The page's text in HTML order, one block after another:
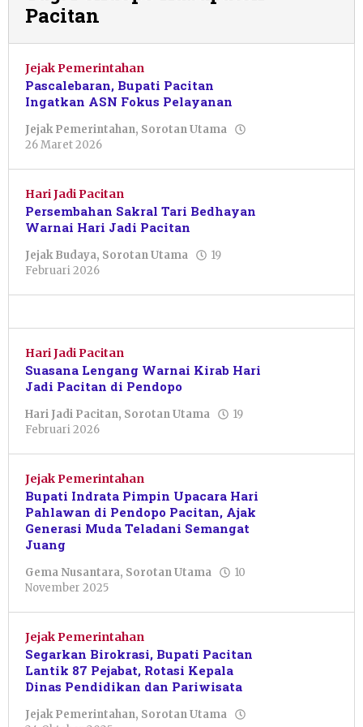
Pacitan
Jejak Pemerintahan
Pascalebaran, Bupati Pacitan
Ingatkan ASN Fokus Pelayanan
Jejak Pemerintahan, Sorotan Utama
26 Maret 2026
Hari Jadi Pacitan
Persembahan Sakral Tari Bedhayan
Warnai Hari Jadi Pacitan
Jejak Budaya, Sorotan Utama
19
Februari 2026
Elsyafa
Hari Jadi Pacitan
Suasana Lengang Warnai Kirab Hari
Jadi Pacitan di Pendopo
Hari Jadi Pacitan, Sorotan Utama
19
Februari 2026
Nurul
Janah
Jejak Pemerintahan
Bupati Indrata Pimpin Upacara Hari
Pahlawan di Pendopo Pacitan, Ajak
Generasi Muda Teladani Semangat
Juang
Gema Nusantara, Sorotan Utama
10
November 2025
Azizah
Jejak Pemerintahan
Segarkan Birokrasi, Bupati Pacitan
Lantik 87 Pejabat, Rotasi Kepala
Dinas Pendidikan dan Pariwisata
Jejak Pemerintahan, Sorotan Utama